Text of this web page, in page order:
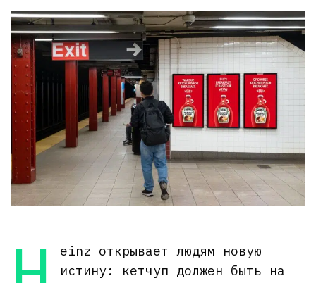
einz открывает людям новую
истину: кетчуп должен быть на